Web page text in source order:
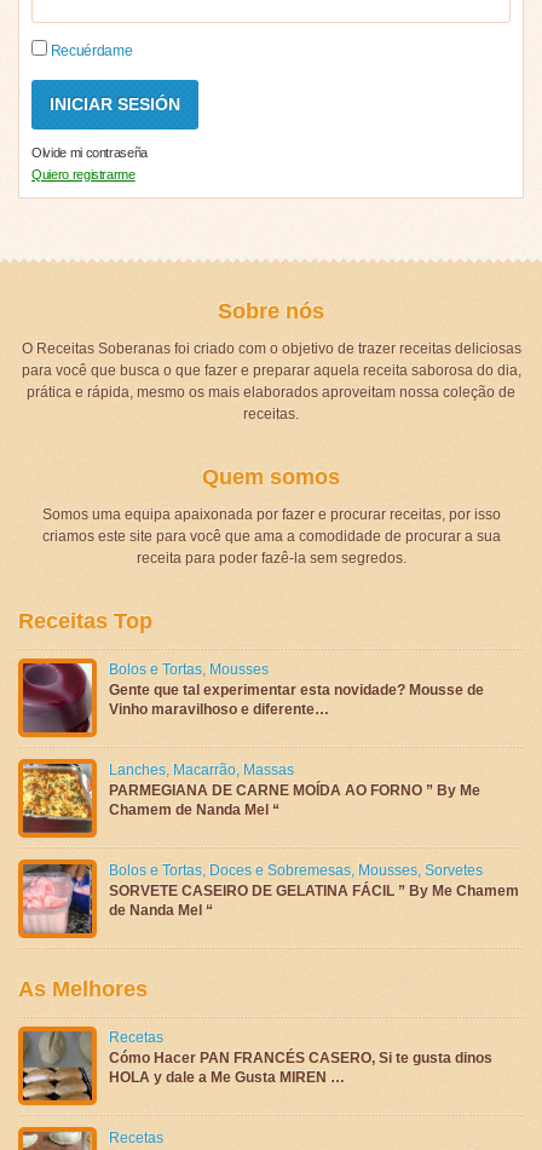
Recuérdame
Olvide mi contraseña
Quiero registrarme
Sobre nós
O Receitas Soberanas foi criado com o objetivo de trazer receitas deliciosas
para você que busca o que fazer e preparar aquela receita saborosa do dia,
prática e rápida, mesmo os mais elaborados aproveitam nossa coleção de
receitas.
Quem somos
Somos uma equipa apaixonada por fazer e procurar receitas, por isso
criamos este site para você que ama a comodidade de procurar a sua
receita para poder fazê-la sem segredos.
Receitas Top
Bolos e Tortas, Mousses
Gente que tal experimentar esta novidade? Mousse de
Vinho maravilhoso e diferente…
Lanches, Macarrão, Massas
PARMEGIANA DE CARNE MOÍDA AO FORNO ” By Me
Chamem de Nanda Mel “
Bolos e Tortas, Doces e Sobremesas, Mousses, Sorvetes
SORVETE CASEIRO DE GELATINA FÁCIL ” By Me Chamem
de Nanda Mel “
As Melhores
Recetas
Cómo Hacer PAN FRANCÉS CASERO, Si te gusta dinos
HOLA y dale a Me Gusta MIREN …
Recetas